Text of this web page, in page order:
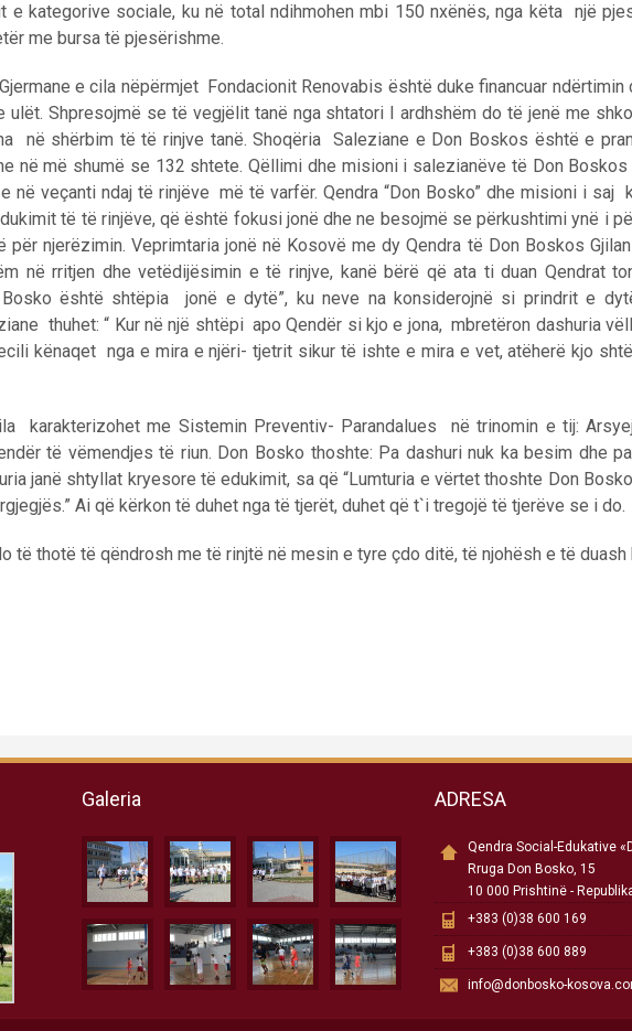
kategorive sociale, ku në total ndihmohen mbi 150 nxënës, nga këta një
me bursa të pjesërishme.
e cila nëpërmjet Fondacionit Renovabis është duke financuar
Shpresojmë se të vegjëlit tanë nga shtatori I ardhshëm do të jenë me
në shërbim të të rinjve tanë. Shoqëria Saleziane e Don Boskos është e
në më shumë se 132 shtete. Qëllimi dhe misioni i salezianëve të Don
në veçanti ndaj të rinjëve më të varfër. Qendra “Don Bosko” dhe misioni i saj
të të rinjëve, që është fokusi jonë dhe ne besojmë se përkushtimi ynë i
njerëzimin. Veprimtaria jonë në Kosovë me dy Qendra të Don Boskos
në rritjen dhe vetëdijësimin e të rinjve, kanë bërë që ata ti duan Qendrat
është shtëpia jonë e dytë”, ku neve na konsiderojnë si prindrit e
thuhet: “ Kur në një shtëpi apo Qendër si kjo e jona, mbretëron dashuria
kënaqet nga e mira e njëri- tjetrit sikur të ishte e mira e vet, atëherë kjo
karakterizohet me Sistemin Preventiv- Parandalues në trinomin e tij:
të vëmendjes të riun. Don Bosko thoshte: Pa dashuri nuk ka besim dhe
janë shtyllat kryesore të edukimit, sa që “Lumturia e vërtet thoshte Don
Ai që kërkon të duhet nga të tjerët, duhet që t`i tregojë të tjerëve se i do.
të thotë të qëndrosh me të rinjtë në mesin e tyre çdo ditë, të njohësh e të duash
Galeria ADRESA
Qendra Social-Edukative
Rruga Don Bosko, 15
10 000 Prishtinë -
+383 (0)38 600 169
+383 (0)38 600 889
info@donbosko-